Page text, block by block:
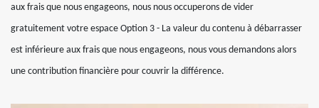
aux frais que nous engageons, nous nous occuperons de vider
gratuitement votre espace Option 3 - La valeur du contenu à débarrasser
est inférieure aux frais que nous engageons, nous vous demandons alors
une contribution financière pour couvrir la différence.